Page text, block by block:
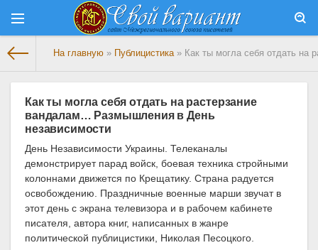
На главную » Публицистика» Как ты могла себя отдать на
Как ты могла себя отдать на растерзание
вандалам… Размышления в День
независимости
День Независимости Украины. Телеканалы
демонстрирует парад войск, боевая техника стройными
колоннами движется по Крещатику. Страна радуется
освобождению. Праздничные военные марши звучат в
этот день с экрана телевизора и в рабочем кабинете
писателя, автора книг, написанных в жанре
политической публицистики, Николая Песоцкого.